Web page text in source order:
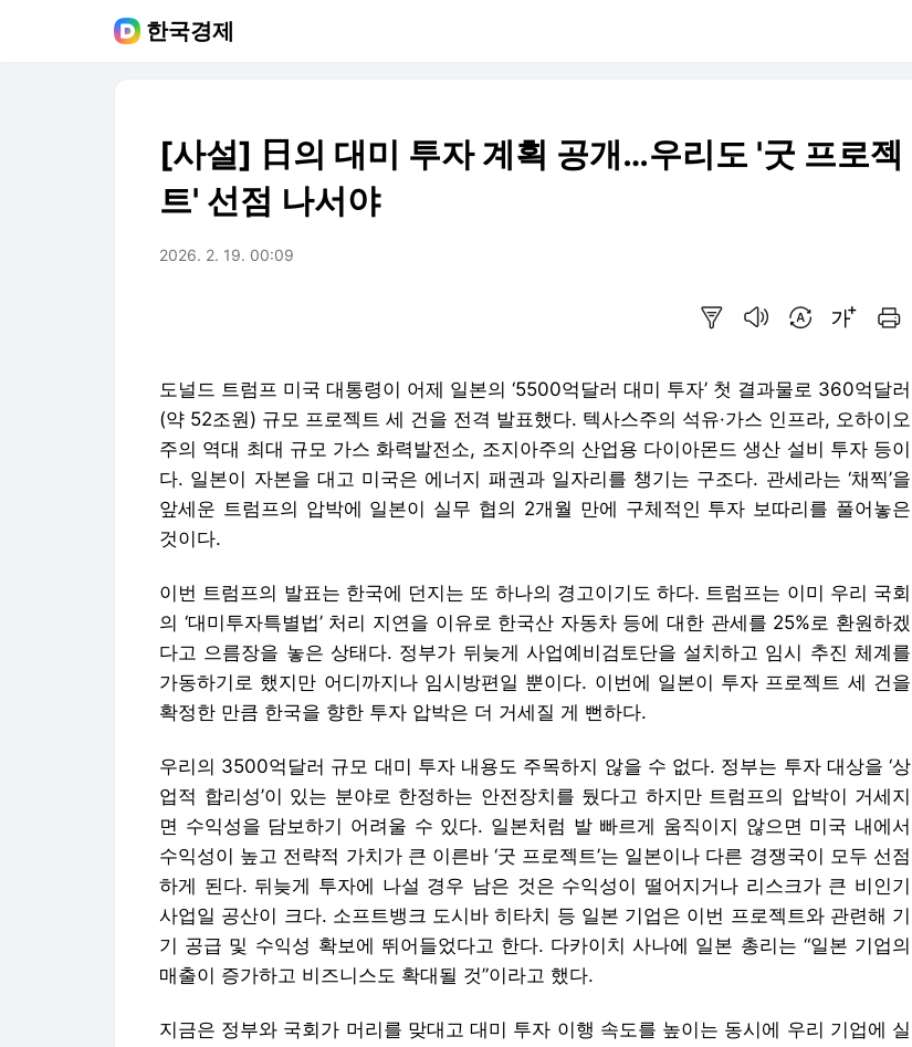
한국경제
[사설] 日의 대미 투자 계획 공개…우리도 '굿 프로젝
트' 선점 나서야
2026. 2. 19. 00:09
도널드 트럼프 미국 대통령이 어제 일본의 ‘5500억달러 대미 투자’ 첫 결과물로 360억달러
(약 52조원) 규모 프로젝트 세 건을 전격 발표했다. 텍사스주의 석유·가스 인프라, 오하이오
주의 역대 최대 규모 가스 화력발전소, 조지아주의 산업용 다이아몬드 생산 설비 투자 등이
다. 일본이 자본을 대고 미국은 에너지 패권과 일자리를 챙기는 구조다. 관세라는 ‘채찍’을
앞세운 트럼프의 압박에 일본이 실무 협의 2개월 만에 구체적인 투자 보따리를 풀어놓은
것이다.
이번 트럼프의 발표는 한국에 던지는 또 하나의 경고이기도 하다. 트럼프는 이미 우리 국회
의 ‘대미투자특별법’ 처리 지연을 이유로 한국산 자동차 등에 대한 관세를 25%로 환원하겠
다고 으름장을 놓은 상태다. 정부가 뒤늦게 사업예비검토단을 설치하고 임시 추진 체계를
가동하기로 했지만 어디까지나 임시방편일 뿐이다. 이번에 일본이 투자 프로젝트 세 건을
확정한 만큼 한국을 향한 투자 압박은 더 거세질 게 뻔하다.
우리의 3500억달러 규모 대미 투자 내용도 주목하지 않을 수 없다. 정부는 투자 대상을 ‘상
업적 합리성’이 있는 분야로 한정하는 안전장치를 뒀다고 하지만 트럼프의 압박이 거세지
면 수익성을 담보하기 어려울 수 있다. 일본처럼 발 빠르게 움직이지 않으면 미국 내에서
수익성이 높고 전략적 가치가 큰 이른바 ‘굿 프로젝트’는 일본이나 다른 경쟁국이 모두 선점
하게 된다. 뒤늦게 투자에 나설 경우 남은 것은 수익성이 떨어지거나 리스크가 큰 비인기
사업일 공산이 크다. 소프트뱅크 도시바 히타치 등 일본 기업은 이번 프로젝트와 관련해 기
기 공급 및 수익성 확보에 뛰어들었다고 한다. 다카이치 사나에 일본 총리는 “일본 기업의
매출이 증가하고 비즈니스도 확대될 것”이라고 했다.
지금은 정부와 국회가 머리를 맞대고 대미 투자 이행 속도를 높이는 동시에 우리 기업에 실